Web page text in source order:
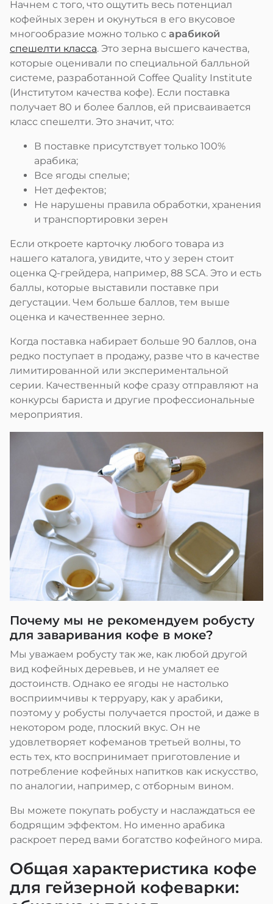
Начнем с того, что ощутить весь потенциал
кофейных зерен и окунуться в его вкусовое
многообразие можно только с арабикой
спешелти класса. Это зерна высшего качества,
которые оценивали по специальной балльной
системе, разработанной Coffee Quality Institute
(Институтом качества кофе). Если поставка
получает 80 и более баллов, ей присваивается
класс спешелти. Это значит, что:
В поставке присутствует только 100%
арабика;
Все ягоды спелые;
Нет дефектов;
Не нарушены правила обработки, хранения
и транспортировки зерен
Если откроете карточку любого товара из
нашего каталога, увидите, что у зерен стоит
оценка Q-грейдера, например, 88 SCA. Это и есть
баллы, которые выставили поставке при
дегустации. Чем больше баллов, тем выше
оценка и качественнее зерно.
Когда поставка набирает больше 90 баллов, она
редко поступает в продажу, разве что в качестве
лимитированной или экспериментальной
серии. Качественный кофе сразу отправляют на
конкурсы бариста и другие профессиональные
мероприятия.
Почему мы не рекомендуем робусту
для заваривания кофе в моке?
Мы уважаем робусту так же, как любой другой
вид кофейных деревьев, и не умаляет ее
достоинств. Однако ее ягоды не настолько
восприимчивы к терруару, как у арабики,
поэтому у робусты получается простой, и даже в
некотором роде, плоский вкус. Он не
удовлетворяет кофеманов третьей волны, то
есть тех, кто воспринимает приготовление и
потребление кофейных напитков как искусство,
по аналогии, например, с отборным вином.
Вы можете покупать робусту и наслаждаться ее
бодрящим эффектом. Но именно арабика
раскроет перед вами богатство кофейного мира.
Общая характеристика кофе
для гейзерной кофеварки: